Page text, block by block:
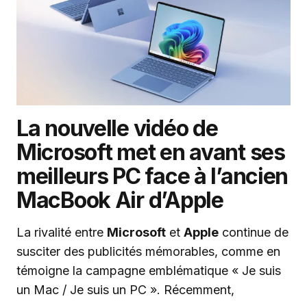
La nouvelle vidéo de
Microsoft met en avant ses
meilleurs PC face à l’ancien
MacBook Air d’Apple
La rivalité entre Microsoft et Apple continue de
susciter des publicités mémorables, comme en
témoigne la campagne emblématique « Je suis
un Mac / Je suis un PC ». Récemment,